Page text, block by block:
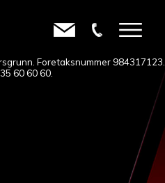
Foretaksnummer 984317123.
35 60 60 60